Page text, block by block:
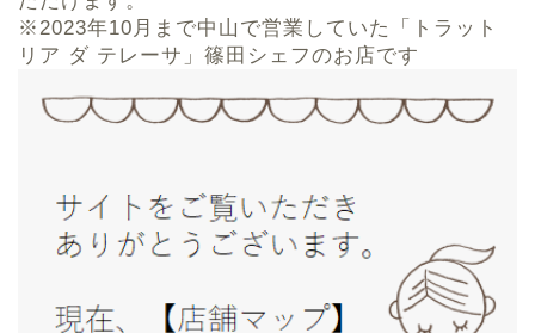
※2023年10月まで中山で営業していた「トラット
リア ダ テレーサ」篠田シェフのお店です